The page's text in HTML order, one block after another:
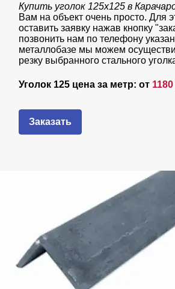
Купить уголок 125х125 в
Вам на объект очень просто. Для
оставить заявку нажав кнопку
позвонить нам по телефону
металлобазе мы можем
резку выбранного стального
Уголок 125 цена за метр: от 1180
Заказать